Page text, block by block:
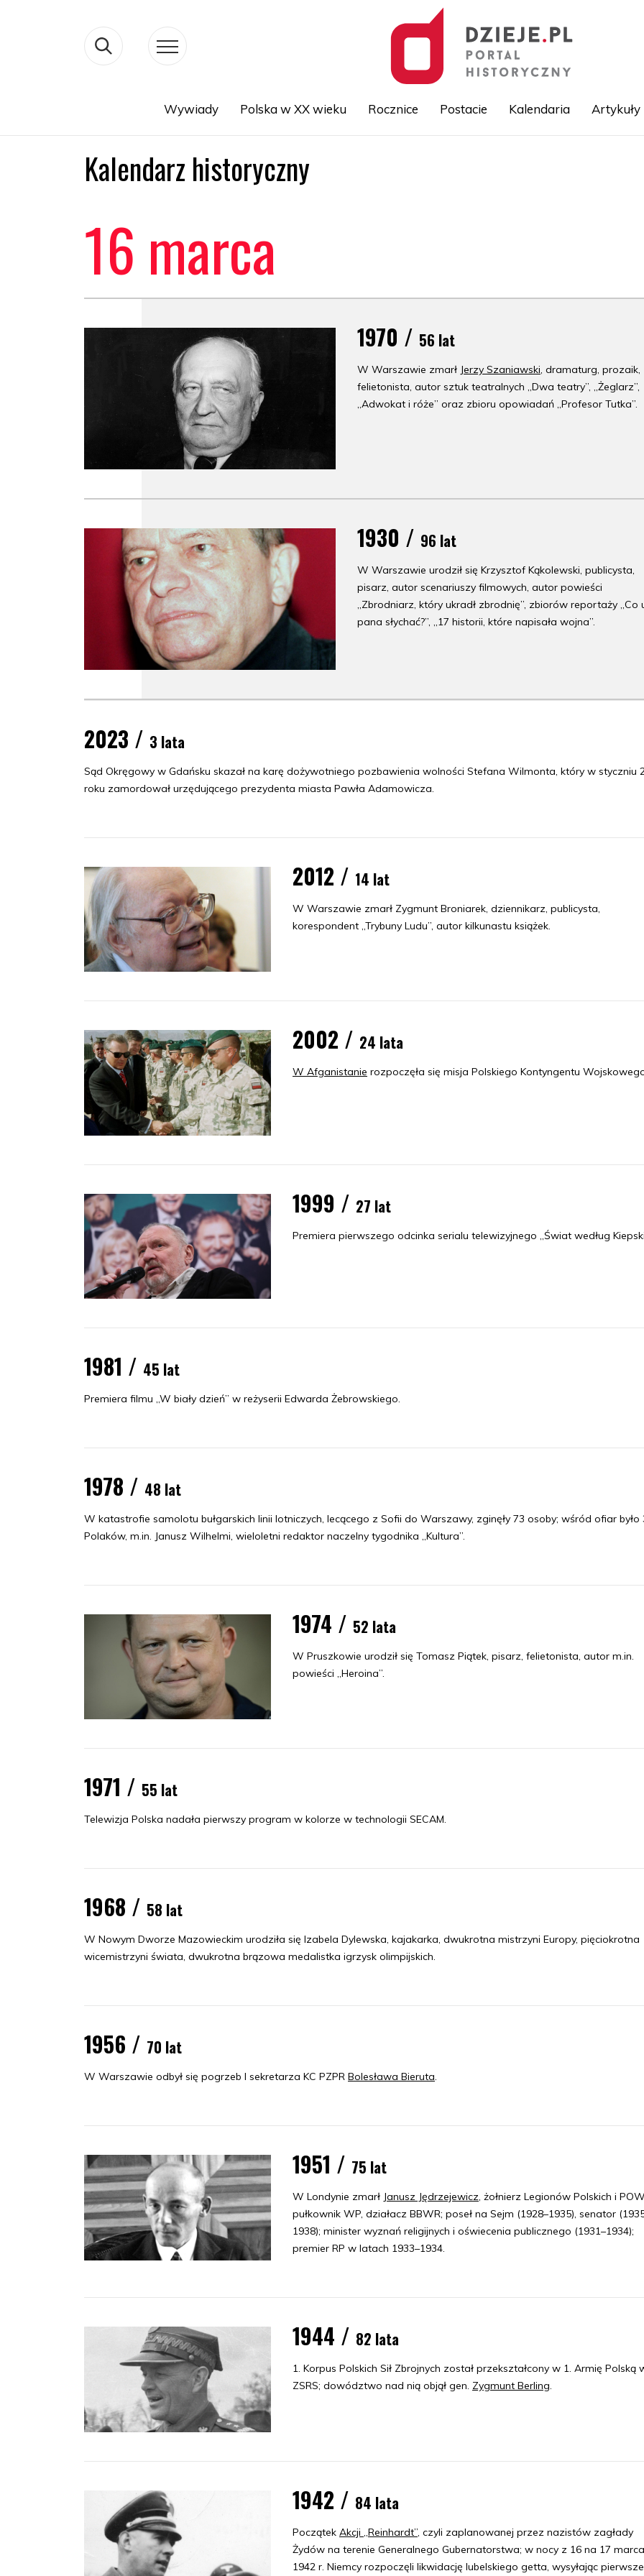
Wywiady Polska w XX wieku Rocznice Postacie Kalendaria Artykuły
Kalendarz historyczny
16 marca
1970 / 56 lat
W Warszawie zmarł Jerzy Szaniawski, dramaturg, prozaik,
felietonista, autor sztuk teatralnych „Dwa teatry”, „Żeglarz”,
„Adwokat i róże” oraz zbioru opowiadań „Profesor Tutka”.
1930 / 96 lat
W Warszawie urodził się Krzysztof Kąkolewski, publicysta,
pisarz, autor scenariuszy filmowych, autor powieści
„Zbrodniarz, który ukradł zbrodnię”, zbiorów reportaży „Co
pana słychać?”, „17 historii, które napisała wojna”.
2023 / 3 lata
Sąd Okręgowy w Gdańsku skazał na karę dożywotniego pozbawienia wolności Stefana Wilmonta, który w styczniu
roku zamordował urzędującego prezydenta miasta Pawła Adamowicza.
2012 / 14 lat
W Warszawie zmarł Zygmunt Broniarek, dziennikarz, publicysta,
korespondent „Trybuny Ludu”, autor kilkunastu książek.
2002 / 24 lata
W Afganistanie rozpoczęła się misja Polskiego Kontyngentu
1999 / 27 lat
Premiera pierwszego odcinka serialu telewizyjnego „Świat według
1981 / 45 lat
Premiera filmu „W biały dzień” w reżyserii Edwarda Żebrowskiego.
1978 / 48 lat
W katastrofie samolotu bułgarskich linii lotniczych, lecącego z Sofii do Warszawy, zginęły 73 osoby; wśród ofiar było
Polaków, m.in. Janusz Wilhelmi, wieloletni redaktor naczelny tygodnika „Kultura”.
1974 / 52 lata
W Pruszkowie urodził się Tomasz Piątek, pisarz, felietonista, autor m.in.
powieści „Heroina”.
1971 / 55 lat
Telewizja Polska nadała pierwszy program w kolorze w technologii SECAM.
1968 / 58 lat
W Nowym Dworze Mazowieckim urodziła się Izabela Dylewska, kajakarka, dwukrotna mistrzyni Europy, pięciokrotna
wicemistrzyni świata, dwukrotna brązowa medalistka igrzysk olimpijskich.
1956 / 70 lat
W Warszawie odbył się pogrzeb I sekretarza KC PZPR Bolesława Bieruta.
1951 / 75 lat
W Londynie zmarł Janusz Jędrzejewicz, żołnierz Legionów Polskich i
pułkownik WP, działacz BBWR; poseł na Sejm (1928–1935), senator
1938); minister wyznań religijnych i oświecenia publicznego (1931–1934);
premier RP w latach 1933–1934.
1944 / 82 lata
1. Korpus Polskich Sił Zbrojnych został przekształcony w 1. Armię Polską
ZSRS; dowództwo nad nią objął gen. Zygmunt Berling.
1942 / 84 lata
Początek Akcji „Reinhardt”, czyli zaplanowanej przez nazistów zagłady
Żydów na terenie Generalnego Gubernatorstwa; w nocy z 16 na 17 marca
1942 r. Niemcy rozpoczęli likwidację lubelskiego getta, wysyłając pierwsze